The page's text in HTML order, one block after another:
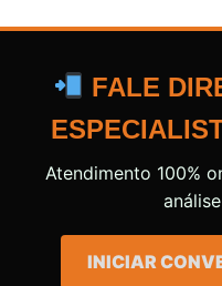
FALE
Atendimento 100%
INICIAR